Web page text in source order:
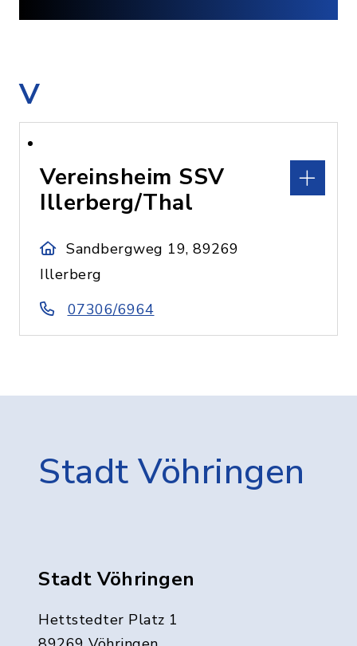
V
Vereinsheim SSV
Illerberg/Thal
Sandbergweg 19, 89269
Illerberg
07306/6964
Stadt Vöhringen
Stadt Vöhringen
Hettstedter Platz 1